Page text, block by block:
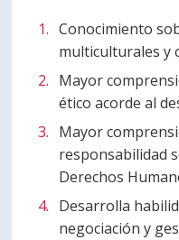
Postulantes
Estudiantes
Conocimiento
multiculturales y
Mayor
ético acorde al
Mayor
responsabilidad
Derechos
Desarrolla
negociación y